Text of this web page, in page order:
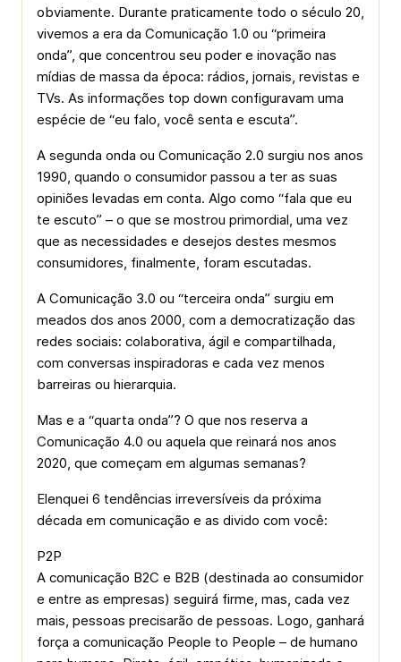
obviamente. Durante praticamente todo o século 20,
vivemos a era da Comunicação 1.0 ou “primeira
onda”, que concentrou seu poder e inovação nas
mídias de massa da época: rádios, jornais, revistas e
TVs. As informações top down configuravam uma
espécie de “eu falo, você senta e escuta”.
A segunda onda ou Comunicação 2.0 surgiu nos anos
1990, quando o consumidor passou a ter as suas
opiniões levadas em conta. Algo como “fala que eu
te escuto” – o que se mostrou primordial, uma vez
que as necessidades e desejos destes mesmos
consumidores, finalmente, foram escutadas.
A Comunicação 3.0 ou “terceira onda” surgiu em
meados dos anos 2000, com a democratização das
redes sociais: colaborativa, ágil e compartilhada,
com conversas inspiradoras e cada vez menos
barreiras ou hierarquia.
Mas e a “quarta onda”? O que nos reserva a
Comunicação 4.0 ou aquela que reinará nos anos
2020, que começam em algumas semanas?
Elenquei 6 tendências irreversíveis da próxima
década em comunicação e as divido com você:
P2P
A comunicação B2C e B2B (destinada ao consumidor
e entre as empresas) seguirá firme, mas, cada vez
mais, pessoas precisarão de pessoas. Logo, ganhará
força a comunicação People to People – de humano